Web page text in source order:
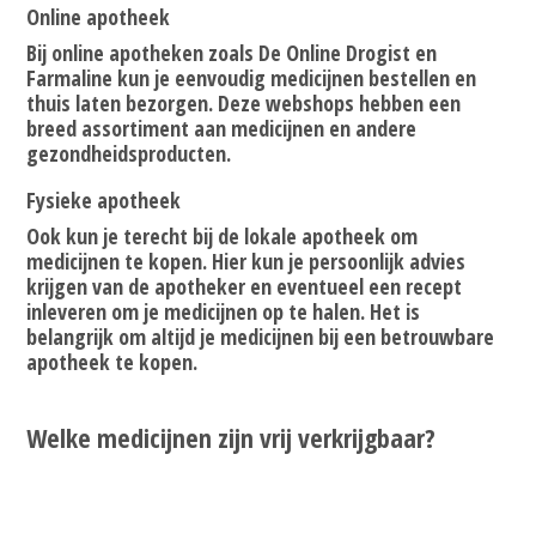
Online apotheek
Bij online apotheken zoals De Online Drogist en
Farmaline kun je eenvoudig medicijnen bestellen en
thuis laten bezorgen. Deze webshops hebben een
breed assortiment aan medicijnen en andere
gezondheidsproducten.
Fysieke apotheek
Ook kun je terecht bij de lokale apotheek om
medicijnen te kopen. Hier kun je persoonlijk advies
krijgen van de apotheker en eventueel een recept
inleveren om je medicijnen op te halen. Het is
belangrijk om altijd je medicijnen bij een betrouwbare
apotheek te kopen.
Welke medicijnen zijn vrij verkrijgbaar?